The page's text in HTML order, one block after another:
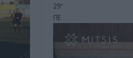
29°
ΠΕ